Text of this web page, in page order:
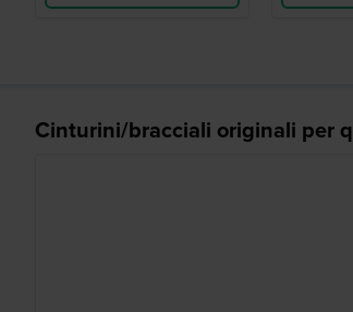
Cinturini/bracciali originali per